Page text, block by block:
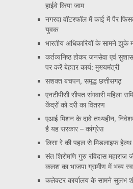
हाईवे किया जाम
नगरदा वॉटरफॉल में काई में पैर
युवक
भारतीय अधिकारियों के सामने झुके
कर्तव्यनिष्ठ होकर जनसेवा एवं
पर करें बेहतर कार्य: मुख्यमंत्री
सशक्त बचपन, समृद्ध छत्तीसगढ़
एनटीपीसी सीपत संगवारी महिला
केंद्रों को दरी का वितरण
एआई मिशन के दावे तथ्यहीन,
है यह सरकार – कांग्रेस
लिसा रे की पहल से मिडलाइफ हेल्थ
संत शिरोमणि गुरु रविदास महाराज
कलश का भाजपा ग्रामीण में भव्य
कलेक्टर कार्यालय के सामने सुलभ